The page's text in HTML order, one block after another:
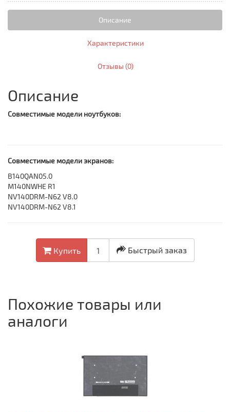
Описание
Характеристики
Отзывы (0)
Описание
Совместимые модели ноутбуков:
Совместимые модели экранов:
B140QAN05.0
M140NWHE R1
NV140DRM-N62 V8.0
NV140DRM-N62 V8.1
Купить Быстрый заказ
Похожие товары или
аналоги